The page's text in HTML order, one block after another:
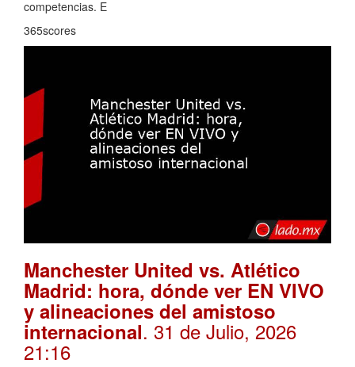
competencias. E
365scores
Manchester United vs. Atlético
Madrid: hora, dónde ver EN VIVO
y alineaciones del amistoso
internacional. 31 de Julio, 2026
21:16